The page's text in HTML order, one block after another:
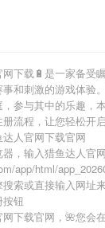
网下载🔋是一家备受
和刺激的游戏体验
，参与其中的乐趣，
册流程，让您轻松开
人官网下载官网
，输入猎鱼达人官
app/html/
索或直接输入网址来
钮
网下载官网，🌺您会